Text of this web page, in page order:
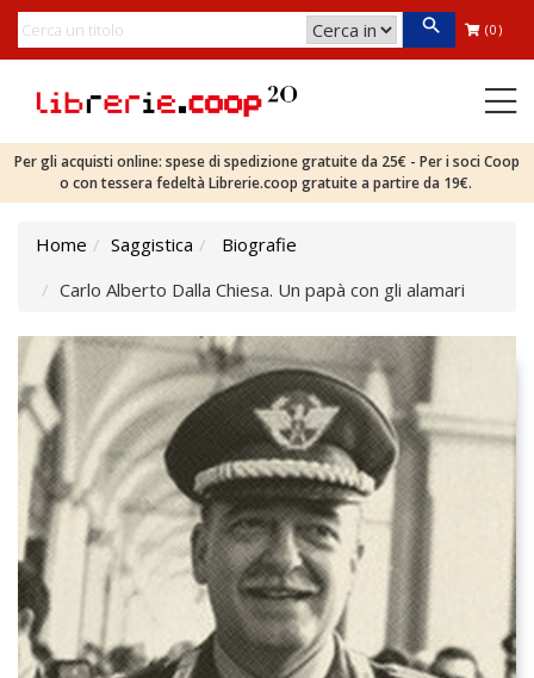
(0)
Per gli acquisti online: spese di spedizione gratuite da 25€ - Per i soci Coop
o con tessera fedeltà Librerie.coop gratuite a partire da 19€.
Home Saggistica
Biografie
Carlo Alberto Dalla Chiesa. Un papà con gli alamari